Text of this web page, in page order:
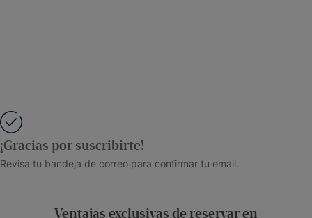
¡Gracias por suscribirte!
Revisa tu bandeja de correo para confirmar tu email.
Ventajas exclusivas de reservar en